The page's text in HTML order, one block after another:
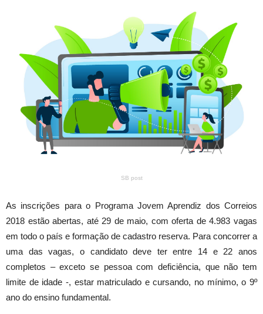
SB post
As inscrições para o Programa Jovem Aprendiz dos Correios
2018 estão abertas, até 29 de maio, com oferta de 4.983 vagas
em todo o país e formação de cadastro reserva. Para concorrer a
uma das vagas, o candidato deve ter entre 14 e 22 anos
completos – exceto se pessoa com deficiência, que não tem
limite de idade -, estar matriculado e cursando, no mínimo, o 9º
ano do ensino fundamental.